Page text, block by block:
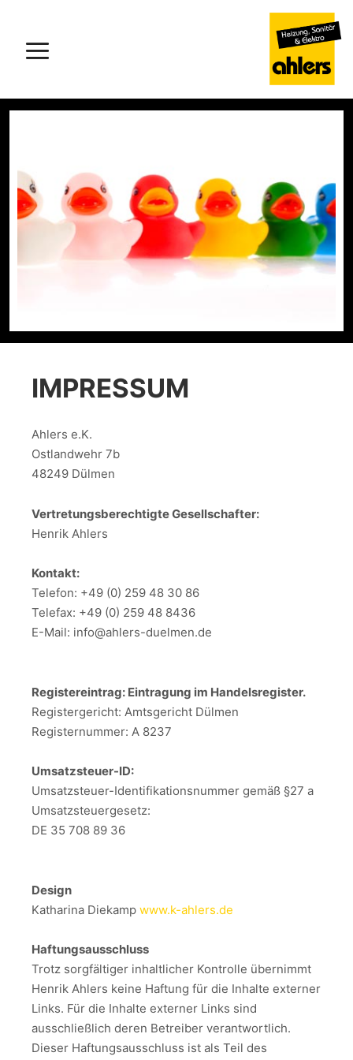
IMPRESSUM
Ahlers e.K.
Ostlandwehr 7b
48249 Dülmen
Vertretungsberechtigte Gesellschafter:
Henrik Ahlers
Kontakt:
Telefon: +49 (0) 259 48 30 86
Telefax: +49 (0) 259 48 8436
E-Mail: info@ahlers-duelmen.de
Registereintrag: Eintragung im Handelsregister.
Registergericht: Amtsgericht Dülmen
Registernummer: A 8237
Umsatzsteuer-ID:
Umsatzsteuer-Identifikationsnummer gemäß §27 a
Umsatzsteuergesetz:
DE 35 708 89 36
Design
Katharina Diekamp www.k-ahlers.de
Haftungsausschluss
Trotz sorgfältiger inhaltlicher Kontrolle übernimmt
Henrik Ahlers keine Haftung für die Inhalte externer
Links. Für die Inhalte externer Links sind
ausschließlich deren Betreiber verantwortlich.
Dieser Haftungsausschluss ist als Teil des